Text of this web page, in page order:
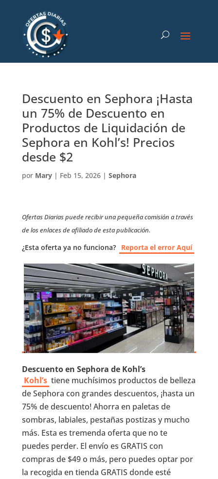
Descuento en Sephora ¡Hasta
un 75% de Descuento en
Productos de Liquidación de
Sephora en Kohl’s! Precios
desde $2
por Mary| Feb 15, 2026| Sephora
Ofertas Diarias puede recibir una pequeña comisión a través
de los enlaces de afiliado de esta publicación.
¿Esta oferta ya no funciona? Reporta el error Aquí
Descuento en Sephora de Kohl’s
Kohl’s tiene muchísimos productos de belleza
de Sephora con grandes descuentos, ¡hasta un
75% de descuento! Ahorra en paletas de
sombras, labiales, pestañas postizas y mucho
más. Esta es tremenda oferta que no te
puedes perder. El envío es GRATIS con
compras de $49 o más, pero puedes optar por
la recogida en tienda GRATIS donde esté